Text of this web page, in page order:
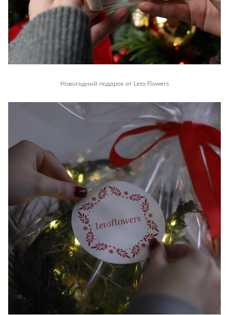
Новогодний подарок от Leto Flowers